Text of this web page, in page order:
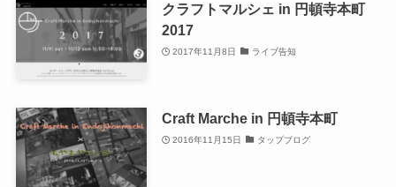
クラフトマルシェ in 円頓寺本町
2017
2017年11月8日 ライブ告知
Craft Marche in 円頓寺本町
2016年11月15日 タップブログ